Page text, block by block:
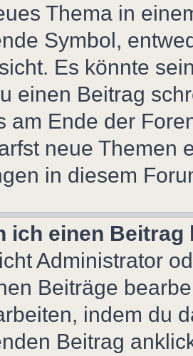
Thema in
Symbol,
Es könnte
einen Beitrag
am Ende der
neue Themen
in diesem
ich einen
Administrator
Beiträge
indem du
Beitrag